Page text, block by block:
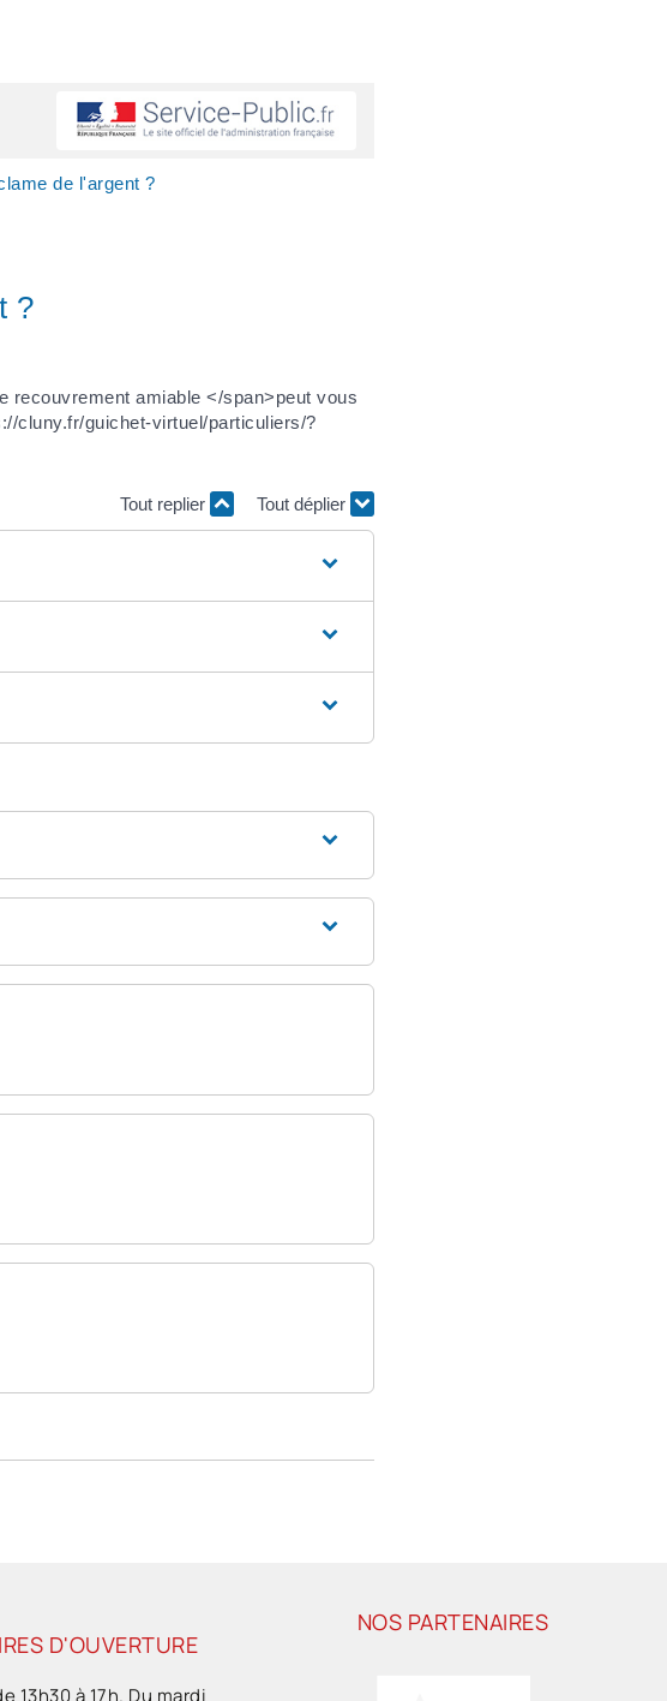
de l'argent ?
?
recouvrement amiable </span>peut vous
cluny.fr/guichet-virtuel/particuliers/?
Tout replier Tout déplier
D'OUVERTURE
13h30 à 17h. Du mardi
NOS PARTENAIRES